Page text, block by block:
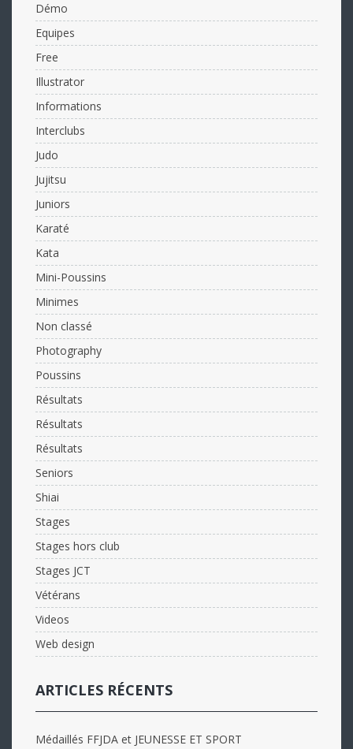
Démo
Equipes
Free
Illustrator
Informations
Interclubs
Judo
Jujitsu
Juniors
Karaté
Kata
Mini-Poussins
Minimes
Non classé
Photography
Poussins
Résultats
Résultats
Résultats
Seniors
Shiai
Stages
Stages hors club
Stages JCT
Vétérans
Videos
Web design
ARTICLES RÉCENTS
Médaillés FFJDA et JEUNESSE ET SPORT